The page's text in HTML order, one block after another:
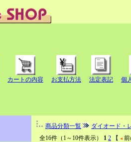
カートの内容 お支払方法 法定表記 個
商品分類一覧
ダイオード・
全16件（1～10件表示） 1 2 【